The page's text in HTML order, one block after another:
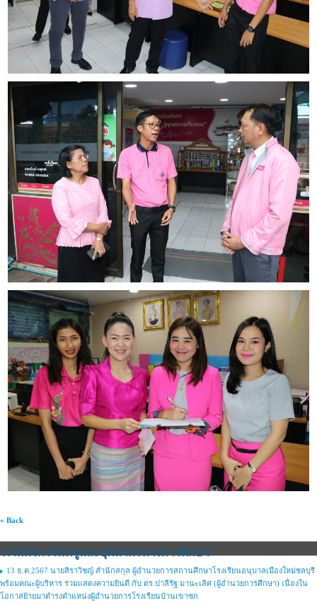
« Back
ภาพกิจกรรมครูและบุคลากรทางการศึกษา
13 ธ.ค.2567 นายสิราวิชญ์ สำนักสกุล ผู้อำนวยการสถานศึกษาโรงเรียนอนุบาลเมืองใหม่ชลบุรี
พร้อมคณะผู้บริหาร ร่วมแสดงความยินดี กับ ดร.ปาลีรัฐ มานะเลิศ (ผู้อำนวยการศึกษา) เนื่องใน
โอกาสย้ายมาดำรงตำแหน่งผู้อำนวยการโรงเรียนบ้านเขาซก